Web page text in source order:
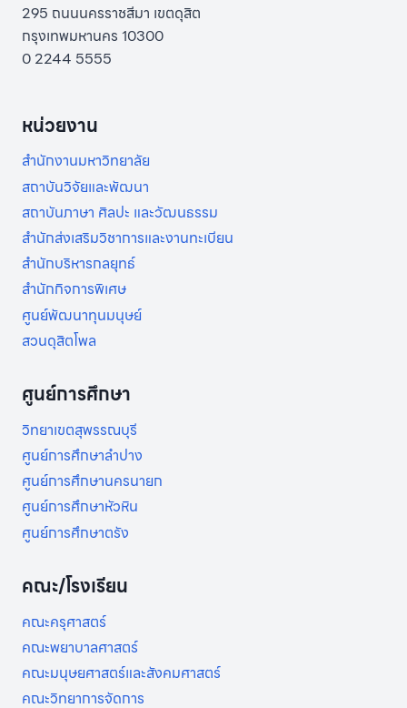
295 ถนนนครราชสีมา เขตดุสิต
กรุงเทพมหานคร 10300
0 2244 5555
หน่วยงาน
สำนักงานมหาวิทยาลัย
สถาบันวิจัยและพัฒนา
สถาบันภาษา ศิลปะ และวัฒนธรรม
สำนักส่งเสริมวิชาการและงานทะเบียน
สำนักบริหารกลยุทธ์
สำนักกิจการพิเศษ
ศูนย์พัฒนาทุนมนุษย์
สวนดุสิตโพล
ศูนย์การศึกษา
วิทยาเขตสุพรรณบุรี
ศูนย์การศึกษาลำปาง
ศูนย์การศึกษานครนายก
ศูนย์การศึกษาหัวหิน
ศูนย์การศึกษาตรัง
คณะ/โรงเรียน
คณะครุศาสตร์
คณะพยาบาลศาสตร์
คณะมนุษยศาสตร์และสังคมศาสตร์
คณะวิทยาการจัดการ